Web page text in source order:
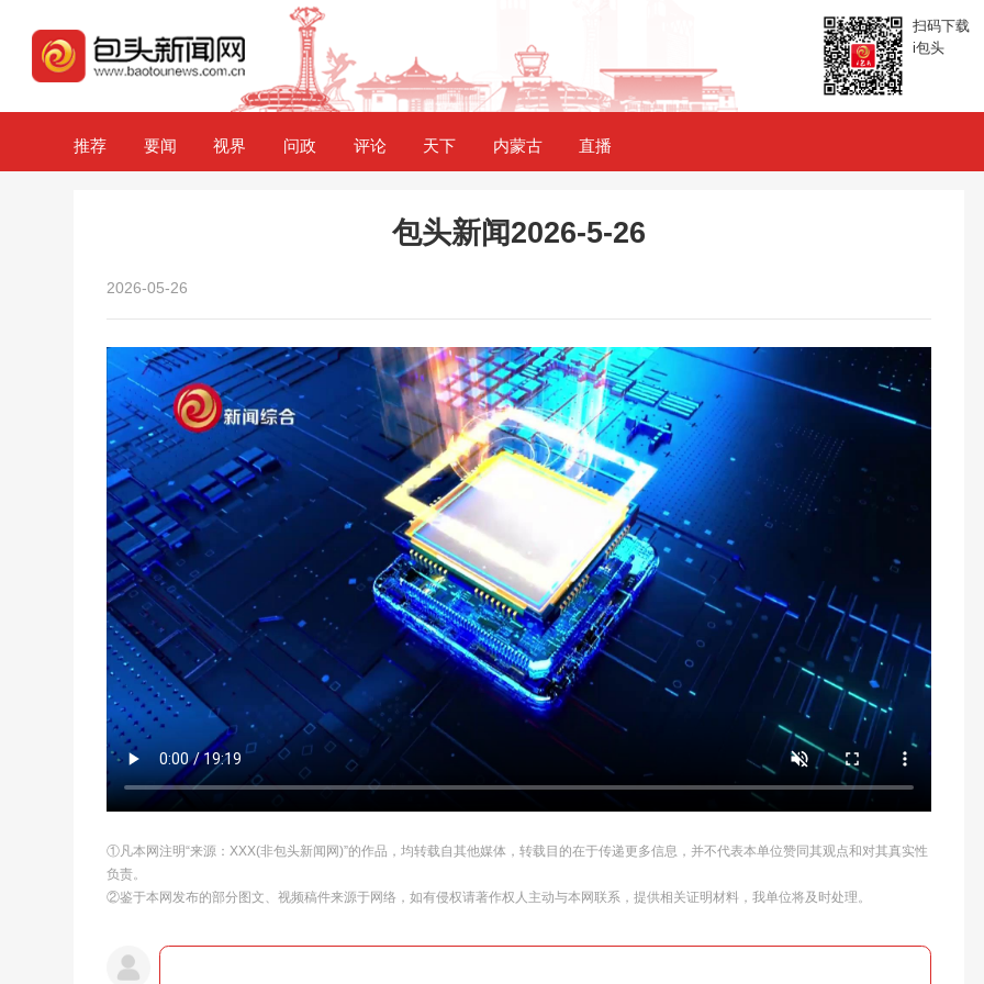
扫码下载
i包头
推荐 要闻 视界 问政 评论 天下 内蒙古 直播
包头新闻2026-5-26
2026-05-26
①凡本网注明“来源：XXX(非包头新闻网)”的作品，均转载自其他媒体，转载目的在于传递更多信息，并不代表本单位赞同其观点和对其真实性
负责。
②鉴于本网发布的部分图文、视频稿件来源于网络，如有侵权请著作权人主动与本网联系，提供相关证明材料，我单位将及时处理。